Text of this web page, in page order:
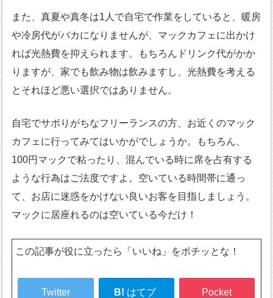
また、真夏や真冬は1人で自宅で作業をしていると、暖房
や冷房代がバカになりませんが、マックカフェに出かけ
れば光熱費を抑えられます。もちろんドリンク代がかか
りますが、家でも飲み物は飲みますし、光熱費を考える
とそれほど悪い選択ではありません。
自宅でサボりがちなフリーランスの方、お近くのマック
カフェに行ってみてはいかがでしょうか。もちろん、
100円マックで粘ったり、混んでいる時に席を占有する
ような行為はご法度ですよ。空いている時間帯に通っ
て、お店に迷惑をかけない良いお客を目指しましょう。
マックに居座れるのは空いている今だけ！
この記事が役に立ったら「いいね」をポチッとな！
Twitter B! はてブ Pocket